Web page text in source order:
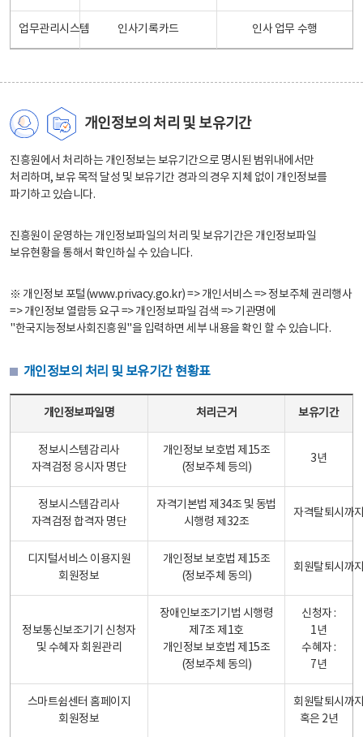
업무관리시스템 인사기록카드 인사 업무 수행
개인정보의 처리 및 보유기간
진흥원에서 처리하는 개인정보는 보유기간으로 명시된 범위내에서만
처리하며, 보유 목적 달성 및 보유기간 경과의 경우 지체 없이 개인정보를
파기하고 있습니다.
진흥원이 운영하는 개인정보파일의 처리 및 보유기간은 개인정보파일
보유현황을 통해서 확인하실 수 있습니다.
※ 개인정보 포털(www.privacy.go.kr) => 개인서비스 => 정보주체 권리행사
=> 개인정보 열람등 요구 => 개인정보파일 검색 => 기관명에
"한국지능정보사회진흥원"을 입력하면 세부 내용을 확인 할 수 있습니다.
개인정보의 처리 및 보유기간 현황표
개인정보파일명 처리근거 보유기간
정보시스템감리사
자격검정 응시자 명단
개인정보 보호법 제15조
(정보주체 등의)
3년
정보시스템감리사
자격검정 합격자 명단
자격기본법 제34조 및 동법
시행령 제32조
자격탈퇴시까
디지털서비스 이용지원
회원정보
개인정보 보호법 제15조
(정보주체 동의)
회원탈퇴시까
정보통신보조기기 신청자
및 수혜자 회원관리
장애인보조기기법 시행령
제7조 제1호
개인정보 보호법 제15조
(정보주체 동의)
신청자 :
1년
수혜자 :
7년
스마트쉼센터 홈페이지
회원정보
회원탈퇴시까
혹은 2년